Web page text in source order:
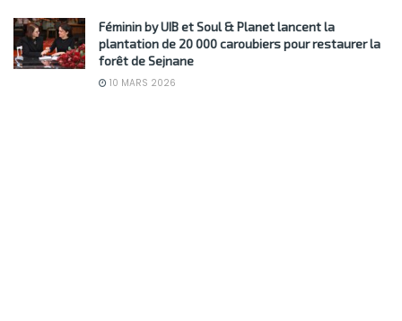
Féminin by UIB et Soul & Planet lancent la
plantation de 20 000 caroubiers pour restaurer la
forêt de Sejnane
10 MARS 2026